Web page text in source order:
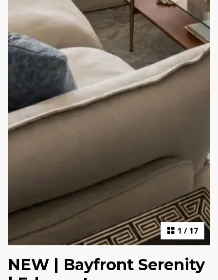
1 / 17
NEW | Bayfront Serenity